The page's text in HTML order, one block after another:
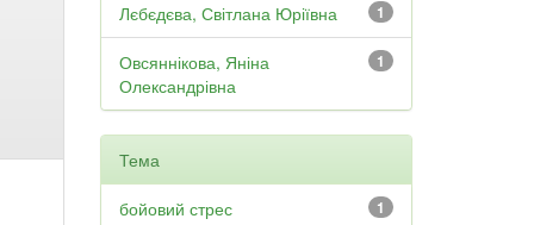
1
Лєбєдєва, Світлана Юріївна
1
Овсяннікова, Яніна
Олександрівна
Тема
1
бойовий стрес